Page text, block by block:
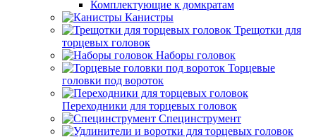
Комплектующие к домкратам
Канистры
Трещотки для
торцевых головок
Наборы головок
Торцевые
головки под вороток
Переходники для торцевых головок
Специнструмент